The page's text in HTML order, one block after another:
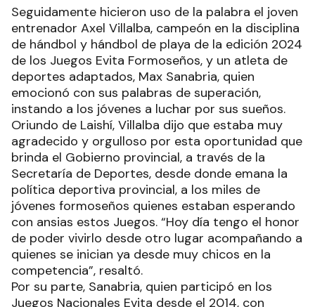
Seguidamente hicieron uso de la palabra el joven
entrenador Axel Villalba, campeón en la disciplina
de hándbol y hándbol de playa de la edición 2024
de los Juegos Evita Formoseños, y un atleta de
deportes adaptados, Max Sanabria, quien
emocionó con sus palabras de superación,
instando a los jóvenes a luchar por sus sueños.
Oriundo de Laishí, Villalba dijo que estaba muy
agradecido y orgulloso por esta oportunidad que
brinda el Gobierno provincial, a través de la
Secretaría de Deportes, desde donde emana la
política deportiva provincial, a los miles de
jóvenes formoseños quienes estaban esperando
con ansias estos Juegos. “Hoy día tengo el honor
de poder vivirlo desde otro lugar acompañando a
quienes se inician ya desde muy chicos en la
competencia”, resaltó.
Por su parte, Sanabria, quien participó en los
Juegos Nacionales Evita desde el 2014, con